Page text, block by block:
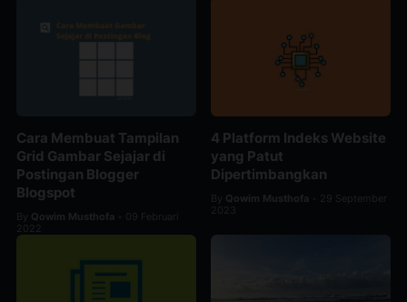
Cara Membuat Tampilan
Grid Gambar Sejajar di
Postingan Blogger
Blogspot
By Qowim Musthofa
09 Februari
2022
4 Platform Indeks Website
yang Patut
Dipertimbangkan
By Qowim Musthofa
29 September
2023